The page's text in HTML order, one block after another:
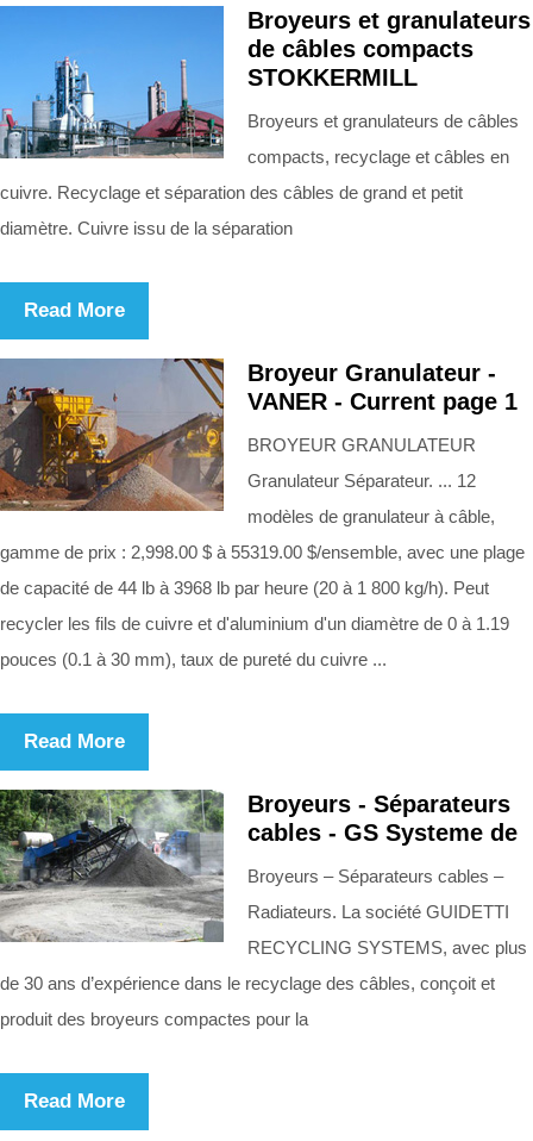
Broyeurs et granulateurs
de câbles compacts
STOKKERMILL
Broyeurs et granulateurs de câbles
compacts, recyclage et câbles en
cuivre. Recyclage et séparation des câbles de grand et petit
diamètre. Cuivre issu de la séparation
Read More
Broyeur Granulateur -
VANER - Current page 1
BROYEUR GRANULATEUR
Granulateur Séparateur. ... 12
modèles de granulateur à câble,
gamme de prix : 2,998.00 $ à 55319.00 $/ensemble, avec une plage
de capacité de 44 lb à 3968 lb par heure (20 à 1 800 kg/h). Peut
recycler les fils de cuivre et d'aluminium d'un diamètre de 0 à 1.19
pouces (0.1 à 30 mm), taux de pureté du cuivre ...
Read More
Broyeurs - Séparateurs
cables - GS Systeme de
Broyeurs – Séparateurs cables –
Radiateurs. La société GUIDETTI
RECYCLING SYSTEMS, avec plus
de 30 ans d’expérience dans le recyclage des câbles, conçoit et
produit des broyeurs compactes pour la
Read More